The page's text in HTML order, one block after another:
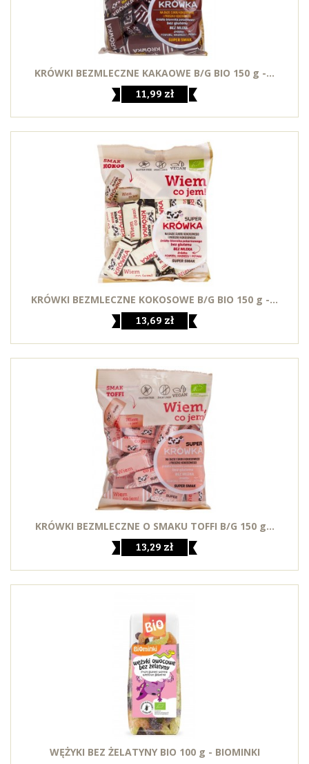
KRÓWKI BEZMLECZNE KAKAOWE B/G BIO 150 g -...
11,99 zł
KRÓWKI BEZMLECZNE KOKOSOWE B/G BIO 150 g -...
13,69 zł
KRÓWKI BEZMLECZNE O SMAKU TOFFI B/G 150 g...
13,29 zł
WĘŻYKI BEZ ŻELATYNY BIO 100 g - BIOMINKI